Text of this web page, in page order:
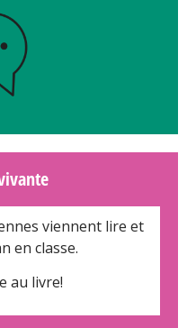
viennent lire et
en classe.
au livre!